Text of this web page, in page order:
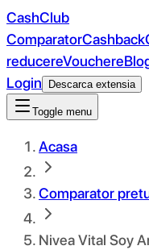
CashClub
ComparatorCashback
reducereVouchere
Login
Descarca extensia
Toggle menu
Acasa
Comparator
Nivea Vital Soy